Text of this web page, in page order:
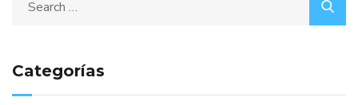
Categorías